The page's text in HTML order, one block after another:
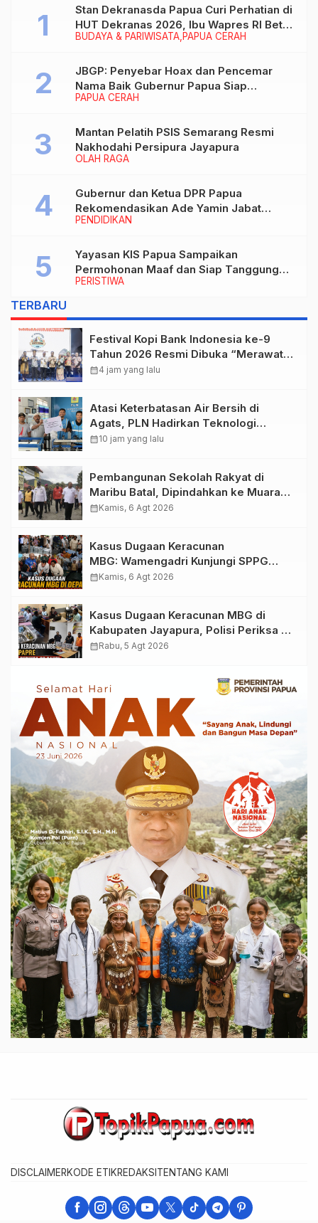
BUDAYA & PARIWISATA PAPUA CERAH
Stan Dekranasda Papua Curi Perhatian di
HUT Dekranas 2026, Ibu Wapres RI Betah
Menikmati Karya Perajin
PAPUA CERAH
JBGP: Penyebar Hoax dan Pencemar
Nama Baik Gubernur Papua Siap
Berhadapan dengan Hukum!
OLAH RAGA
Mantan Pelatih PSIS Semarang Resmi
Nakhodahi Persipura Jayapura
PENDIDIKAN
Gubernur dan Ketua DPR Papua
Rekomendasikan Ade Yamin Jabat
Rektor IAIN Fattahul Muluk Papua
PERISTIWA
Yayasan KIS Papua Sampaikan
Permohonan Maaf dan Siap Tanggung
Biaya Korban Dugaan Keracunan MBG di
TERBARU
Festival Kopi Bank Indonesia ke-9
Tahun 2026 Resmi Dibuka “Merawat
Warisan, Membangun Masa Depan
calendar_month4 jam yang lalu
Atasi Keterbatasan Air Bersih di
Agats, PLN Hadirkan Teknologi
Desalinasi untuk Masjid Saiful Al-
calendar_month10 jam yang lalu
Pembangunan Sekolah Rakyat di
Maribu Batal, Dipindahkan ke Muara
Tami, Ini Sebabnya
calendar_monthKamis, 6 Agt 2026
Kasus Dugaan Keracunan
MBG: Wamengadri Kunjungi SPPG
Yayasan KIS Papua, Ini yang
calendar_monthKamis, 6 Agt 2026
Kasus Dugaan Keracunan MBG di
Kabupaten Jayapura, Polisi Periksa 30
Orang Saksi
calendar_monthRabu, 5 Agt 2026
DISCLAIMERKODE ETIKREDAKSI TENTANG KAMI